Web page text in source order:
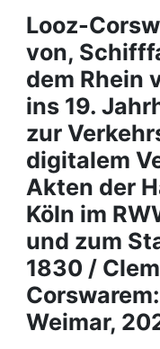
Projects
People
Institutions
Awards
My FIS
Help
Looz-
von,
dem Rhein
ins 19.
zur
digitalem
Akten der
Köln im
und zum
1830 /
Weimar,